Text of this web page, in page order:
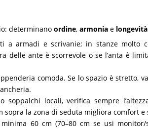
determinanoordine,armonia e longevità
a armadi e scrivanie; in stanze molto
delle ante è scorrevole o se l’anta è
comoda. Se lo spazio è stretto,
soppalchi locali, verifica sempre
sopra la zona di seduta migliora comfort e
60 cm (70–80 cm se usi monitor/